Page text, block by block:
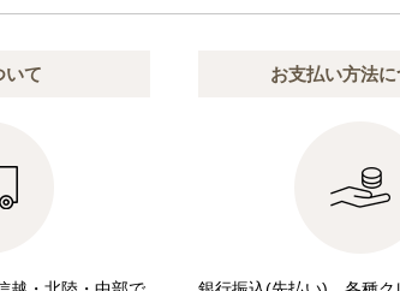
いて お支払い方法